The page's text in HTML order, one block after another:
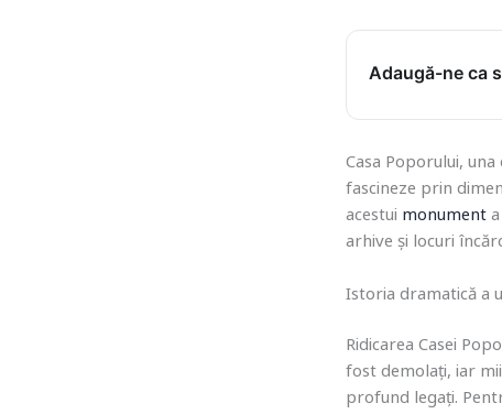
Adaugă-ne ca
Casa Poporului,
fascineze prin
acestui monument
arhive și locuri
Istoria dramatică a
Ridicarea Casei
fost demolați, iar
profund legați.